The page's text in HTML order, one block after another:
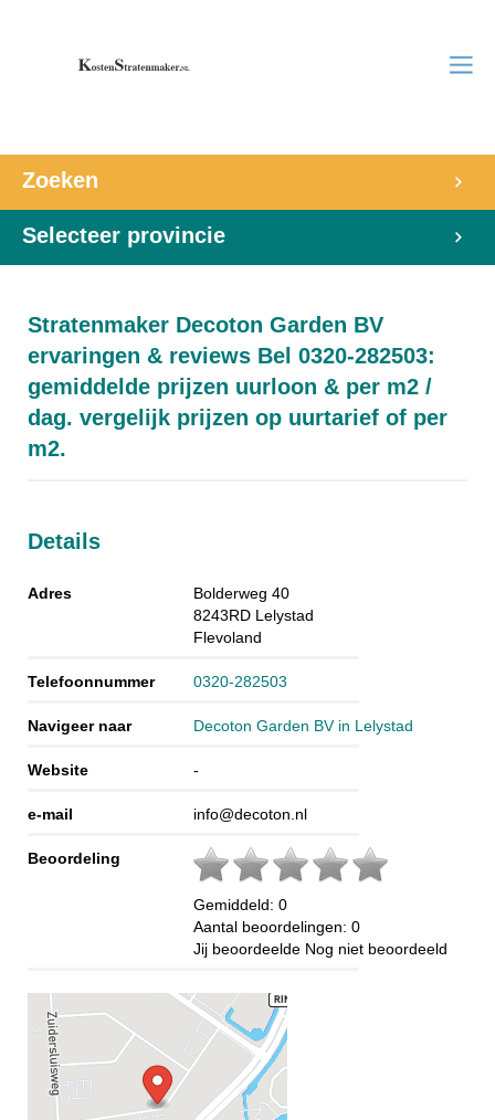
Zoeken
Selecteer provincie
Stratenmaker Decoton Garden BV
ervaringen & reviews Bel 0320-282503:
gemiddelde prijzen uurloon & per m2 /
dag. vergelijk prijzen op uurtarief of per
m2.
Details
Adres
Bolderweg 40
8243RD Lelystad
Flevoland
Telefoonnummer 0320-282503
Navigeer naar Decoton Garden BV in Lelystad
Website -
e-mail info@decoton.nl
Beoordeling
Gemiddeld: 0
Aantal beoordelingen: 0
Jij beoordeelde Nog niet beoordeeld